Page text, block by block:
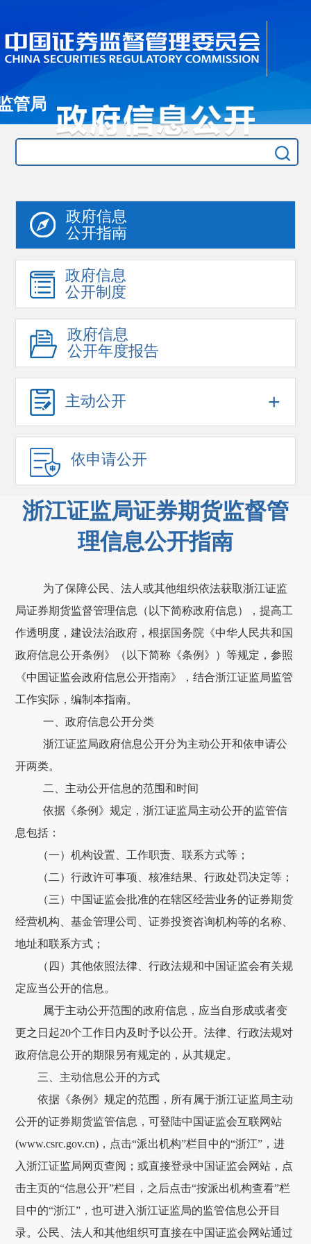
管局
政府信息
公开指南
政府信息
公开制度
政府信息
公开年度报告
主动公开 +
依申请公开
浙江证监局证券期货监督管
理信息公开指南
为了保障公民、法人或其他组织依法获取浙江证监
局证券期货监督管理信息（以下简称政府信息），提高工
作透明度，建设法治政府，根据国务院《中华人民共和国
政府信息公开条例》（以下简称《条例》）等规定，参照
《中国证监会政府信息公开指南》，结合浙江证监局监管
工作实际，编制本指南。
一、政府信息公开分类
浙江证监局政府信息公开分为主动公开和依申请公
开两类。
二、主动公开信息的范围和时间
依据《条例》规定，浙江证监局主动公开的监管信
息包括：
（一）机构设置、工作职责、联系方式等；
（二）行政许可事项、核准结果、行政处罚决定等；
（三）中国证监会批准的在辖区经营业务的证券期货
经营机构、基金管理公司、证券投资咨询机构等的名称、
地址和联系方式；
（四）其他依照法律、行政法规和中国证监会有关规
定应当公开的信息。
属于主动公开范围的政府信息，应当自形成或者变
更之日起20个工作日内及时予以公开。法律、行政法规对
政府信息公开的期限另有规定的，从其规定。
三、主动信息公开的方式
依据《条例》规定的范围，所有属于浙江证监局主动
公开的证券期货监管信息，可登陆中国证监会互联网站
(www.csrc.gov.cn) ，点击“派出机构”栏目中的“浙江”，进
入浙江证监局网页查阅；或直接登录中国证监会网站，点
击主页的“信息公开”栏目，之后点击“按派出机构查看”栏
目中的“浙江”，也可进入浙江证监局的监管信息公开目
录。公民、法人和其他组织可直接在中国证监会网站通过